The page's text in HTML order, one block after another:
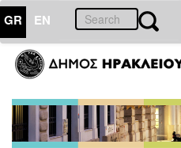
GR EN
ΔΗΜΟΣ
Διακηρύξεις
-
Δημοπρασίες